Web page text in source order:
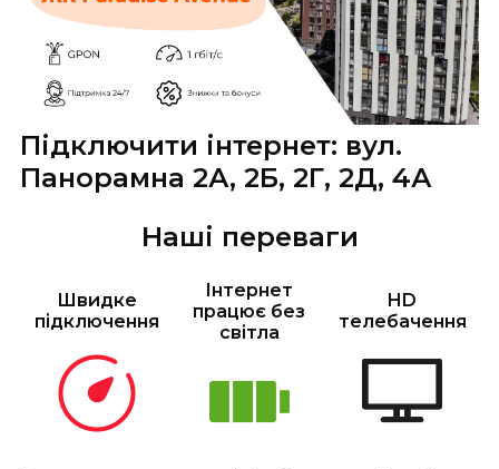
Підключити інтернет: вул.
Панорамна 2А, 2Б, 2Г, 2Д, 4А
Наші переваги
Швидке
підключення
Інтернет
працює без
світла
HD
телебачення